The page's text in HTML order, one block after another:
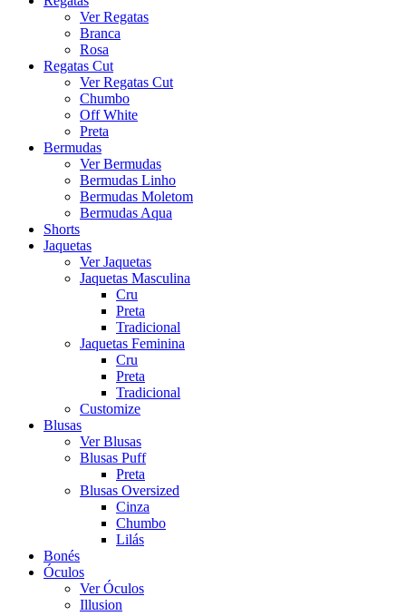
Ver Regatas
Branca
Rosa
Regatas Cut
Ver Regatas Cut
Chumbo
Off White
Preta
Bermudas
Ver Bermudas
Bermudas Linho
Bermudas Moletom
Bermudas Aqua
Shorts
Jaquetas
Ver Jaquetas
Jaquetas Masculina
Cru
Preta
Tradicional
Jaquetas Feminina
Cru
Preta
Tradicional
Customize
Blusas
Ver Blusas
Blusas Puff
Preta
Blusas Oversized
Cinza
Chumbo
Lilás
Bonés
Óculos
Ver Óculos
Illusion